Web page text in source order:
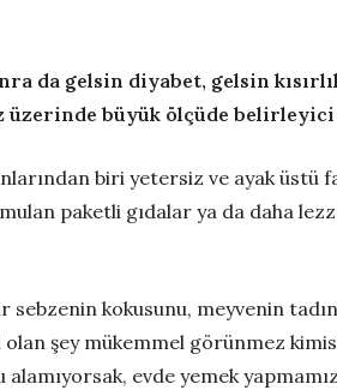
da gelsin diyabet, gelsin
üzerinde büyük ölçüde
biri yetersiz ve ayak
paketli gıdalar ya da daha
kokusunu, meyvenin
şey mükemmel görünmez
evde yemek